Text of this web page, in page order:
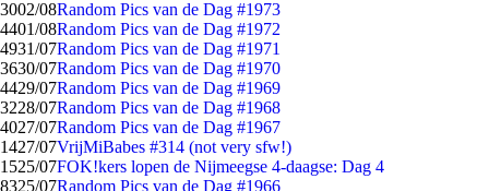
3002/08Random Pics van de Dag #1973
4401/08Random Pics van de Dag #1972
4931/07Random Pics van de Dag #1971
3630/07Random Pics van de Dag #1970
4429/07Random Pics van de Dag #1969
3228/07Random Pics van de Dag #1968
4027/07Random Pics van de Dag #1967
1427/07VrijMiBabes #314 (not very sfw!)
1525/07FOK!kers lopen de Nijmeegse 4-daagse: Dag 4
8325/07Random Pics van de Dag #1966